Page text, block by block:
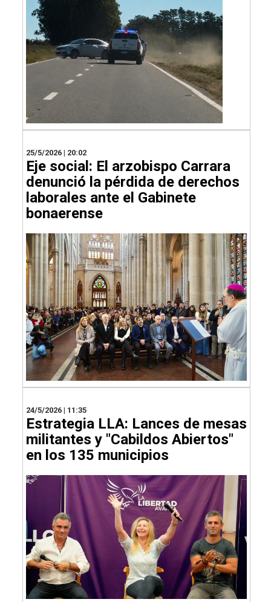
25/5/2026 | 20:02
Eje social: El arzobispo Carrara
denunció la pérdida de derechos
laborales ante el Gabinete
bonaerense
24/5/2026 | 11:35
Estrategia LLA: Lances de mesas
militantes y "Cabildos Abiertos"
en los 135 municipios